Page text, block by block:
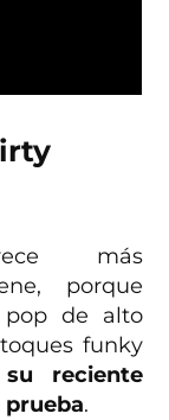
más
porque
pop de alto
funky
reciente
prueba.